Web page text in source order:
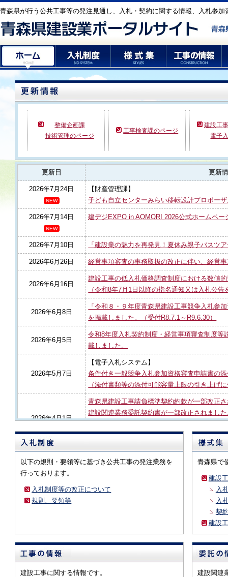
青森県が行う公共工事等の発注見通し、入札・契約に関する情報、入札参
整備企画課
技術管理のページ
工事検査課のページ
建設工
電子
更新日 更新
2026年7月24日
【財産管理課】
子ども自立センターみらい移転設計プロポー
2026年7月14日 建デジEXPO in AOMORI 2026公式ホームペー
2026年7月10日 「建設業の魅力を再発見！夏休み親子バスツ
2026年6月26日 経営事項審査の事務取扱の改正に伴い、経営
2026年6月16日
建設工事の低入札価格調査制度における数値
（令和8年7月1日以降の指名通知又は入札公
2026年6月8日
「令和８・９年度青森県建設工事競争入札参
を掲載しました。（受付R8.7.1～R9.6.30）
2026年6月5日
令和8年度入札契約制度・経営事項審査制度
載しました。
2026年5月7日
【電子入札システム】
条件付き一般競争入札参加資格審査申請書の
（添付書類等の添付可能容量上限の引き上げ
2026年4月1日
青森県建設工事請負標準契約約款が一部改正
建設関連業務委託契約書が一部改正されまし
建築工事監理業務委託契約書が一部改正され
2026年4月1日 新たな工事費内訳書様式の当面の取扱いに
2025年10月1日
2025年9月1日
【電子入札システム】
Windows10サポート終了およびブラウザ操作
令和７年度一般競争入札対象工事一覧表に
2025年6月3日
て」を掲載しました。（受付期間：R7.7.1～
以下の規則・要領等に基づき公共工事の発注業務を
行っております。
入札制度等の改正について
規則、要領等
青森県で
建設
入
入
契
建設
建設工事に関する情報です。 建設関連